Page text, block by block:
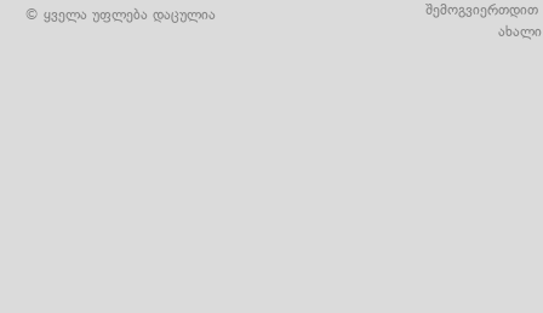
© ყველა უფლება დაცულია
შემოგვიერთდით
ახალი